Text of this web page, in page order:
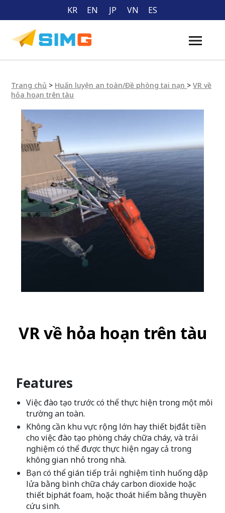
KR EN JP VN ES
Trang chủ > Huấn luyện an toàn/Đề phòng tai nạn >VR về
hỏa hoạn trên tàu
VR về hỏa hoạn trên tàu
Features
Việc đào tạo trước có thể thực hiện trong một môi
trường an toàn.
Không cần khu vực rộng lớn hay thiết bị đắt tiền
cho việc đào tạo phòng cháy chữa cháy, và trải
nghiệm có thể được thực hiện ngay cả trong
không gian nhỏ trong nhà.
Bạn có thể gián tiếp trải nghiệm tình huống dập
lửa bằng bình chữa cháy carbon dioxide hoặc
thiết bị phát foam, hoặc thoát hiểm bằng thuyền
cứu sinh.